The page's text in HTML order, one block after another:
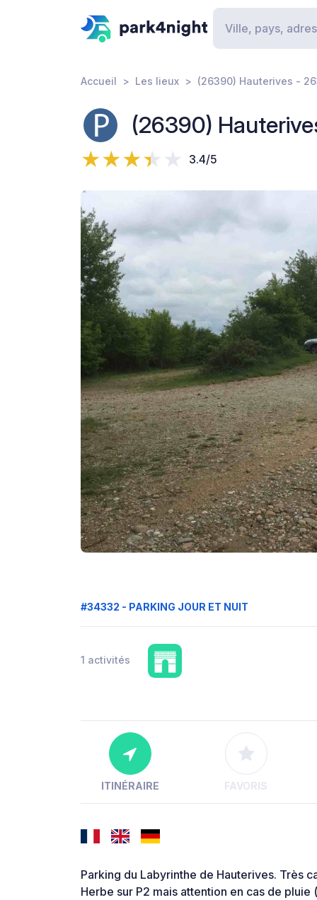
Accueil Les lieux (26390) Hauterives -
(26390)
3.4/5
#34332 - PARKING JOUR ET NUIT
1 activités
ITINÉRAIRE FAVORIS
Parking du Labyrinthe de Hauterives. Très
Herbe sur P2 mais attention en cas de